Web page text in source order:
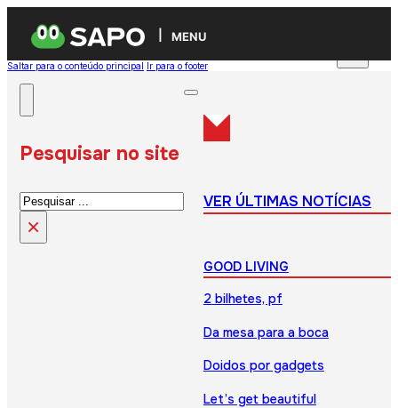
MENU
Saltar para o conteúdo principal Ir para o footer
Pesquisar no site
Pesquisar
×
VER ÚLTIMAS NOTÍCIAS
GOOD LIVING
2 bilhetes, pf
Da mesa para a boca
Doidos por gadgets
Let’s get beautiful